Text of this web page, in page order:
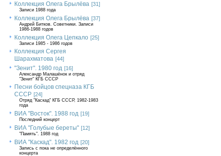
Коллекция Олега Брылёва [31]
Записи 1988 года
Коллекция Олега Брылёва [37]
Андрей Битков. Советники. Записи
1986-1988 годов
Коллекция Олега Цепкало [25]
Записи 1985 - 1986 годов
Коллекция Сергея
Шарахматова [44]
"Зенит". 1980 год [16]
Александр Малашёнок и отряд
"Зенит" КГБ СССР
Песни бойцов спецназа КГБ
СССР [24]
Отряд "Каскад" КГБ СССР, 1982-1983
года
ВИА "Восток". 1988 год [19]
Последний концерт
ВИА "Голубые береты" [12]
"Память". 1988 год
ВИА "Каскад". 1982 год [20]
Запись с пока не определённого
концерта